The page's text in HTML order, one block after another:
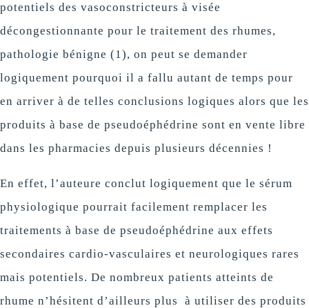
potentiels des vasoconstricteurs à visée
décongestionnante pour le traitement des rhumes,
pathologie bénigne (1), on peut se demander
logiquement pourquoi il a fallu autant de temps pour
en arriver à de telles conclusions logiques alors que les
produits à base de pseudoéphédrine sont en vente libre
dans les pharmacies depuis plusieurs décennies !
En effet, l’auteure conclut logiquement que le sérum
physiologique pourrait facilement remplacer les
traitements à base de pseudoéphédrine aux effets
secondaires cardio-vasculaires et neurologiques rares
mais potentiels. De nombreux patients atteints de
rhume n’hésitent d’ailleurs plus à utiliser des produits